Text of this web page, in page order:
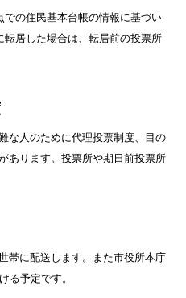
の住民基本台帳の情報に基づい
居した場合は、転居前の投票所
な人のために代理投票制度、目の
あります。投票所や期日前投票所
帯に配送します。また市役所本庁
る予定です。